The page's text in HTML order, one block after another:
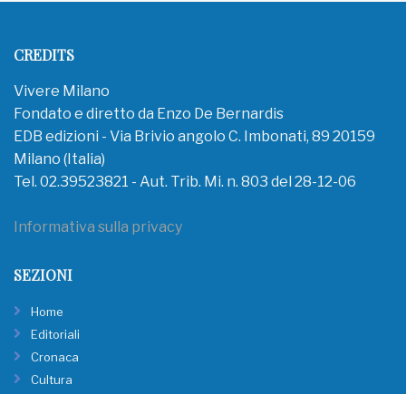
CREDITS
Vivere Milano
Fondato e diretto da Enzo De Bernardis
EDB edizioni - Via Brivio angolo C. Imbonati, 89 20159
Milano (Italia)
Tel. 02.39523821 - Aut. Trib. Mi. n. 803 del 28-12-06
Informativa sulla privacy
SEZIONI
Home
Editoriali
Cronaca
Cultura